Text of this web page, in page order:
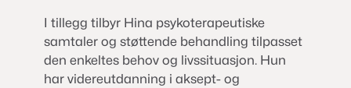
I tillegg tilbyr Hina psykoterapeutiske
samtaler og støttende behandling tilpasset
den enkeltes behov og livssituasjon. Hun
har videreutdanning i aksept- og